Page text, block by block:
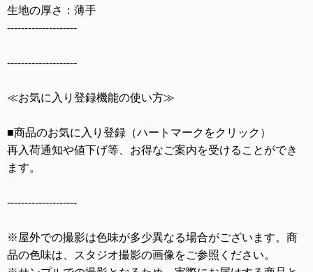
生地の厚さ：薄手
--------------------
--------------------
≪お気に入り登録機能の使い方≫
■商品のお気に入り登録（ハートマークをクリック）
再入荷通知や値下げ等、お得なご案内を受けることができ
ます。
--------------------
※屋外での撮影は色味が多少異なる場合がございます。商
品の色味は、スタジオ撮影の画像をご参照ください。